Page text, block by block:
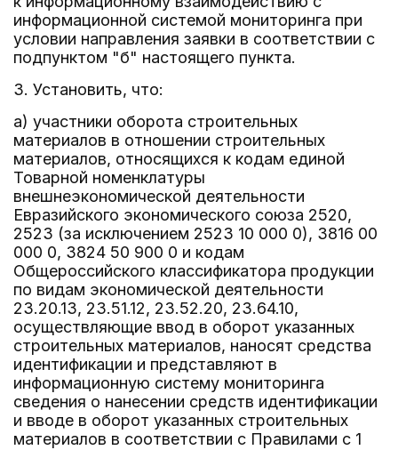
информационной системой мониторинга при
условии направления заявки в соответствии с
подпунктом "б" настоящего пункта.
3. Установить, что:
а) участники оборота строительных
материалов в отношении строительных
материалов, относящихся к кодам единой
Товарной номенклатуры
внешнеэкономической деятельности
Евразийского экономического союза 2520,
2523 (за исключением 2523 10 000 0), 3816 00
000 0, 3824 50 900 0 и кодам
Общероссийского классификатора продукции
по видам экономической деятельности
23.20.13, 23.51.12, 23.52.20, 23.64.10,
осуществляющие ввод в оборот указанных
строительных материалов, наносят средства
идентификации и представляют в
информационную систему мониторинга
сведения о нанесении средств идентификации
и вводе в оборот указанных строительных
материалов в соответствии с Правилами с 1